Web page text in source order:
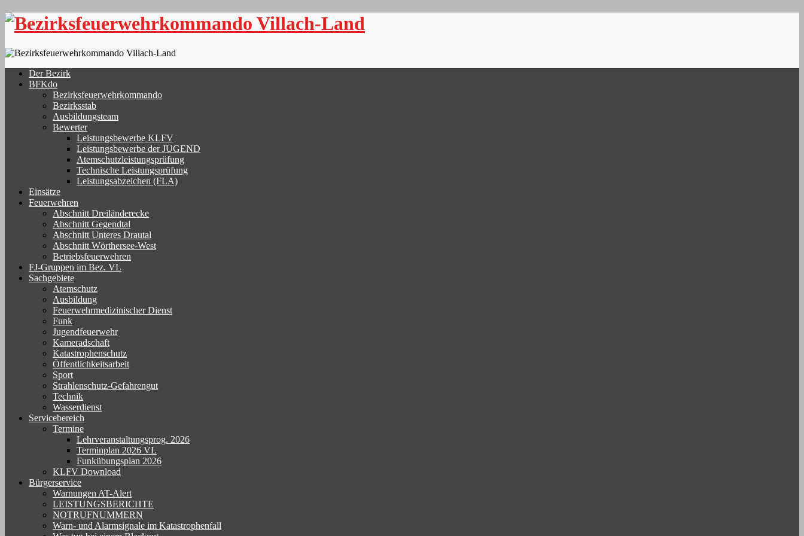
Skip
Der Bezirk
BFKdo
Bezirksfeuerwehrkommando
Bezirksstab
Ausbildungsteam
Bewerter
Leistungsbewerbe KLFV
Leistungsbewerbe der JUGEND
Atemschutzleistungsprüfung
Technische Leistungsprüfung
Leistungsabzeichen (FLA)
Einsätze
Feuerwehren
Abschnitt Dreiländerecke
Abschnitt Gegendtal
Abschnitt Unteres Drautal
Abschnitt Wörthersee-West
Betriebsfeuerwehren
FJ-Gruppen im Bez. VL
Sachgebiete
Atemschutz
Ausbildung
Feuerwehrmedizinischer Dienst
Funk
Jugendfeuerwehr
Kameradschaft
Katastrophenschutz
Öffentlichkeitsarbeit
Sport
Strahlenschutz-Gefahrengut
Technik
Wasserdienst
Servicebereich
Termine
Lehrveranstaltungsprog. 2026
Terminplan 2026 VL
Funkübungsplan 2026
KLFV Download
Bürgerservice
Warnungen AT-Alert
LEISTUNGSBERICHTE
NOTRUFNUMMERN
Warn- und Alarmsignale im Katastrophenfall